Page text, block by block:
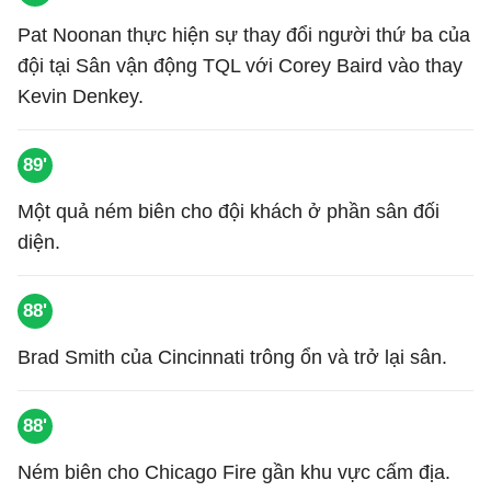
Pat Noonan thực hiện sự thay đổi người thứ ba của
đội tại Sân vận động TQL với Corey Baird vào thay
Kevin Denkey.
89'
Một quả ném biên cho đội khách ở phần sân đối
diện.
88'
Brad Smith của Cincinnati trông ổn và trở lại sân.
88'
Ném biên cho Chicago Fire gần khu vực cấm địa.